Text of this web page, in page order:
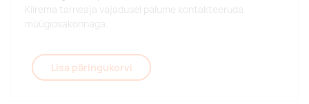
Kiirema tarneaja vajadusel palume kontakteeruda
müügiosakonnaga.
Lisa päringukorvi